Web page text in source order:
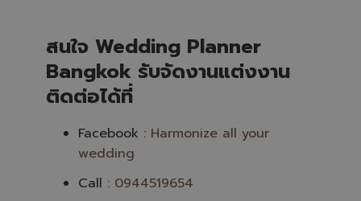
สนใจ Wedding Planner
Bangkok รับจัดงานแต่งงาน
ติดต่อได้ที่
Facebook : Harmonize all your
wedding
Call : 0944519654